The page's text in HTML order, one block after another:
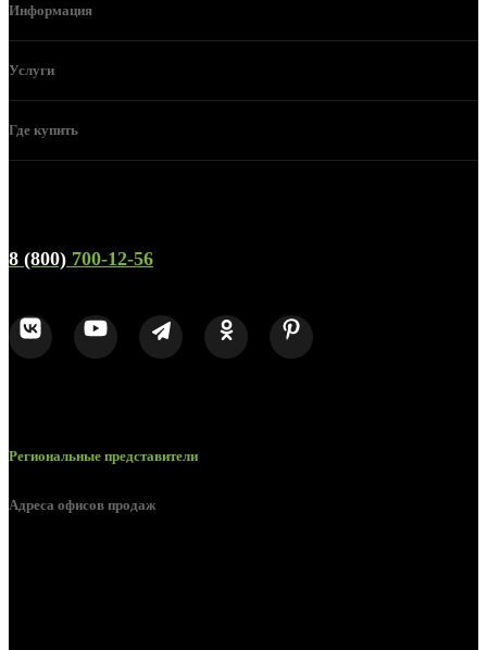
Информация
Услуги
Где купить
8 (800) 700-12-56
Региональные представители
Адреса офисов продаж